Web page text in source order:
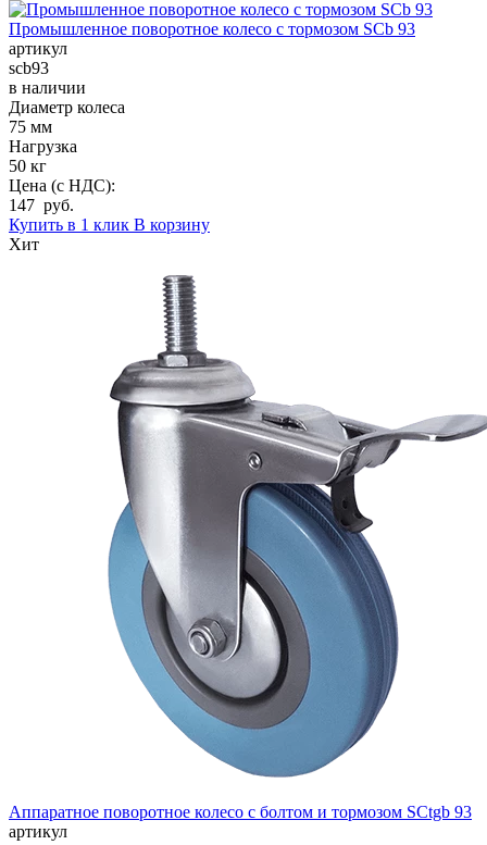
Промышленное поворотное колесо с тормозом SCb 93
артикул
scb93
в наличии
Диаметр колеса
75 мм
Нагрузка
50 кг
Цена (с НДС):
147 руб.
Купить в 1 клик В корзину
Хит
Аппаратное поворотное колесо с болтом и тормозом SCtgb 93
артикул